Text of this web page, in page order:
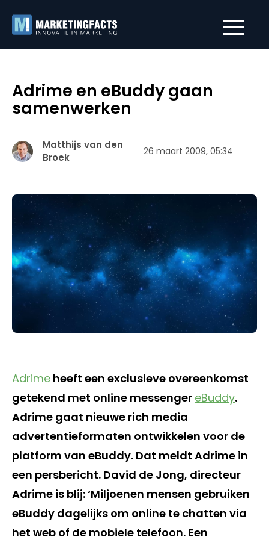
Adrime en eBuddy gaan
samenwerken
Matthijs van den
Broek
26 maart 2009, 05:34
Adrime heeft een exclusieve overeenkomst
getekend met online messenger eBuddy.
Adrime gaat nieuwe rich media
advertentieformaten ontwikkelen voor de
platform van eBuddy. Dat meldt Adrime in
een persbericht. David de Jong, directeur
Adrime is blij: ‘Miljoenen mensen gebruiken
eBuddy dagelijks om online te chatten via
het web of de mobiele telefoon. Een